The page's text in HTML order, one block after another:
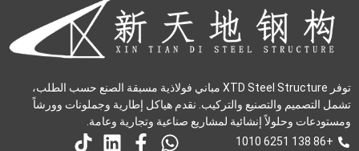
توفر XTD Steel Structure مباني فولاذية مسبقة الصنع حسب الطلب،
تشمل التصميم والتصنيع والتركيب. نقدم هياكل إطارية وجملونات وورشاً
ومستودعات وحلولاً إنشائية لمشاريع صناعية وتجارية وعامة.
+86 138 6251 1010